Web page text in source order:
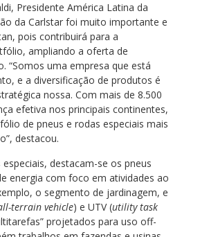
Presidente América Latina da
da Carlstar foi muito importante e
pois contribuirá para a
ampliando a oferta de
“Somos uma empresa que está
e a diversificação de produtos é
nossa. Com mais de 8.500
efetiva nos principais continentes,
de pneus e rodas especiais mais
destacou.
destacam-se os pneus
energia com foco em atividades ao
o segmento de jardinagem, e
terrain vehicle) e UTV (utility task
projetados para uso off-